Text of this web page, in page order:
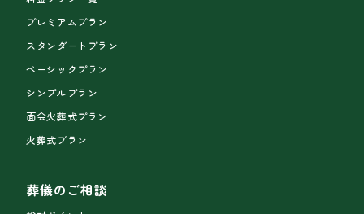
プレミアムプラン
スタンダートプラン
ベーシックプラン
シンプルプラン
面会火葬式プラン
火葬式プラン
葬儀のご相談